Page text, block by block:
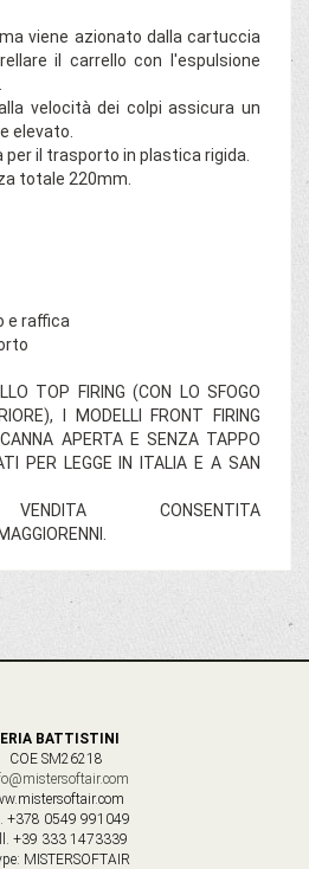
viene azionato dalla cartuccia
il carrello con l'espulsione
velocità dei colpi assicura un
elevato.
per il trasporto in plastica rigida.
totale 220mm.
e raffica
TOP FIRING (CON LO SFOGO
I MODELLI FRONT FIRING
APERTA E SENZA TAPPO
PER LEGGE IN ITALIA E A SAN
CONSENTITA
BATTISTINI
COE SM26218
+378 0549 991049
+39 333 1473339
MISTERSOFTAIR